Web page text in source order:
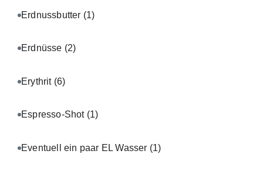
Erdnussbutter (1)
Erdnüsse (2)
Erythrit (6)
Espresso-Shot (1)
Eventuell ein paar EL Wasser (1)